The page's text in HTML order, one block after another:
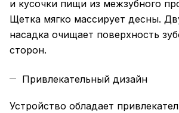
и кусочки пищи из межзубного
Щетка мягко массирует десны.
насадка очищает поверхность
сторон.
Привлекательный дизайн
Устройство обладает